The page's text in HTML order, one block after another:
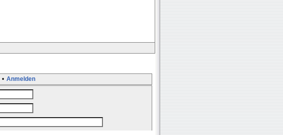
• Anmelden